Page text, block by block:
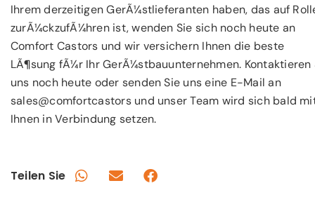
Ihrem derzeitigen GerÃ¼stlieferanten haben, das auf
zurÃ¼ckzufÃ¼hren ist, wenden Sie sich noch heute an
Comfort Castors und wir versichern Ihnen die beste
LÃ¶sung fÃ¼r Ihr GerÃ¼stbauunternehmen. Kontaktieren
uns noch heute oder senden Sie uns eine E-Mail an
sales@comfortcastors und unser Team wird sich bald
Ihnen in Verbindung setzen.
Teilen Sie